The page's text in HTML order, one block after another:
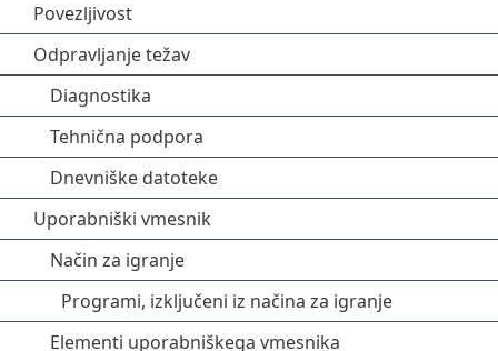
Povezljivost
Odpravljanje težav
Diagnostika
Tehnična podpora
Dnevniške datoteke
Uporabniški vmesnik
Način za igranje
Programi, izključeni iz načina za igranje
Elementi uporabniškega vmesnika